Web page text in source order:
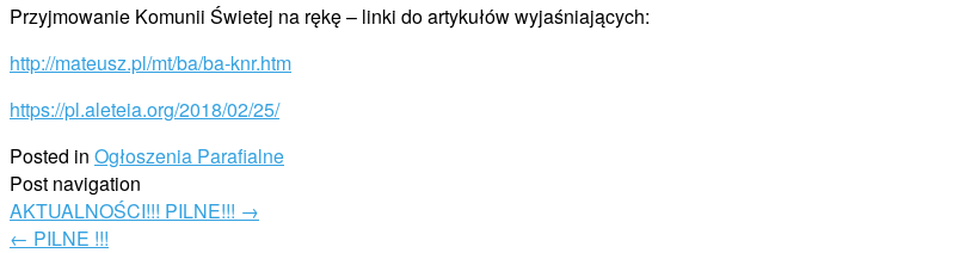
Przyjmowanie Komunii Świetej na rękę – linki do artykułów wyjaśniających:
http://mateusz.pl/mt/ba/ba-knr.htm
https://pl.aleteia.org/2018/02/25/
Posted in Ogłoszenia Parafialne
Post navigation
AKTUALNOŚCI!!! PILNE!!! →
← PILNE !!!